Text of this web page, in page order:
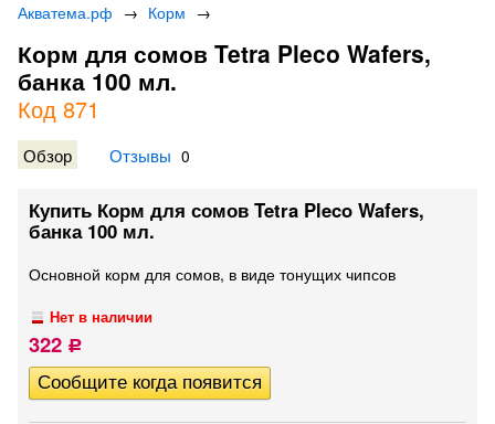
Акватема.рф → Корм →
Корм для сомов Tetra Pleco Wafers,
банка 100 мл.
Код 871
Обзор Отзывы 0
Купить Корм для сомов Tetra Pleco Wafers,
банка 100 мл.
Основной корм для сомов, в виде тонущих чипсов
Нет в наличии
322 Р